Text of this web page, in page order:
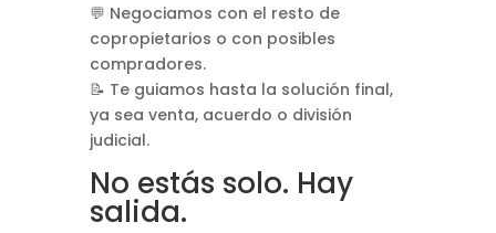
💬 Negociamos con el resto de
copropietarios o con posibles
compradores.
📝 Te guiamos hasta la solución final,
ya sea venta, acuerdo o división
judicial.
No estás solo. Hay
salida.